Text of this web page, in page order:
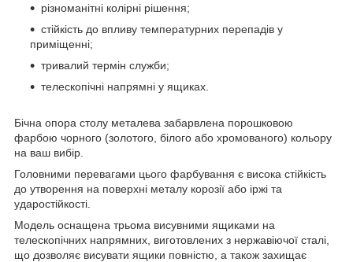
різноманітні колірні рішення;
стійкість до впливу температурних перепадів у
приміщенні;
тривалий термін служби;
телескопічні напрямні у ящиках.
Бічна опора столу металева забарвлена порошковою
фарбою чорного (золотого, білого або хромованого) кольору
на ваш вибір.
Головними перевагами цього фарбування є висока стійкість
до утворення на поверхні металу корозії або іржі та
ударостійкості.
Модель оснащена трьома висувними ящиками на
телескопічних напрямних, виготовлених з нержавіючої сталі,
що дозволяє висувати ящики повністю, а також захищає